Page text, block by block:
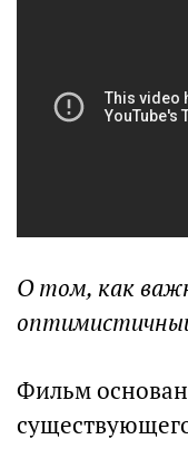
О том, как
Фильм